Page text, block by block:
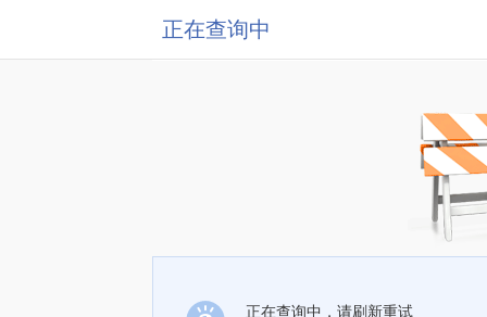
正在查询中
正在查询中，请刷新重试